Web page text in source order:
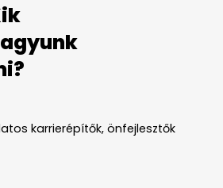
karrierépítők, önfejlesztők